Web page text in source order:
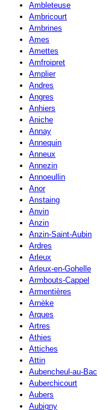
Ambleteuse
Ambricourt
Ambrines
Ames
Amettes
Amfroipret
Amplier
Andres
Angres
Anhiers
Aniche
Annay
Annequin
Anneux
Annezin
Annoeullin
Anor
Anstaing
Anvin
Anzin
Anzin-Saint-Aubin
Ardres
Arleux
Arleux-en-Gohelle
Armbouts-Cappel
Armentières
Arnèke
Arques
Artres
Athies
Attiches
Attin
Aubencheul-au-Bac
Auberchicourt
Aubers
Aubigny